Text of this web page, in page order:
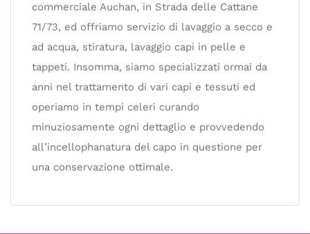
commerciale Auchan, in Strada delle Cattane
71/73, ed offriamo servizio di lavaggio a secco e
ad acqua, stiratura, lavaggio capi in pelle e
tappeti. Insomma, siamo specializzati ormai da
anni nel trattamento di vari capi e tessuti ed
operiamo in tempi celeri curando
minuziosamente ogni dettaglio e provvedendo
all’incellophanatura del capo in questione per
una conservazione ottimale.